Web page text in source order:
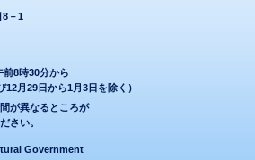
8－1
8時30分から
月29日から1月3日を除く）
が異なるところが
さい。
Government